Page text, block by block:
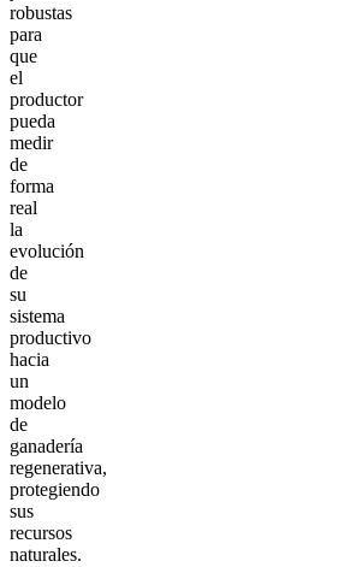
robustas
para
que
el
productor
pueda
medir
de
forma
real
la
evolución
de
su
sistema
productivo
hacia
un
modelo
de
ganadería
regenerativa,
protegiendo
sus
recursos
naturales.